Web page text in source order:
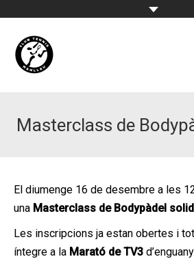
RESERVA
PÀDEL
ACTIVITATS
CONTACTE
Masterclass de
El diumenge 16 de desembre a les
una Masterclass de Bodypàdel
Les inscripcions ja estan obertes i
íntegre a la Marató de TV3